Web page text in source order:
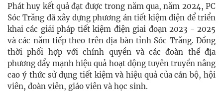
Phát huy kết quả đạt được trong năm qua, năm 2024, PC
Sóc Trăng đã xây dựng phương án tiết kiệm điện để triển
khai các giải pháp tiết kiệm điện giai đoạn 2023 - 2025
và các năm tiếp theo trên địa bàn tỉnh Sóc Trăng. Đồng
thời phối hợp với chính quyền và các đoàn thể địa
phương đẩy mạnh hiệu quả hoạt động tuyên truyền nâng
cao ý thức sử dụng tiết kiệm và hiệu quả của cán bộ, hội
viên, đoàn viên, giáo viên và học sinh.